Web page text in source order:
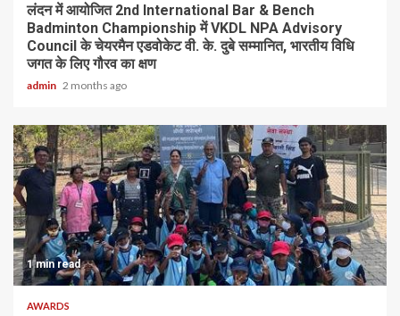
लंदन में आयोजित 2nd International Bar & Bench
Badminton Championship में VKDL NPA Advisory
Council के चेयरमैन एडवोकेट वी. के. दुबे सम्मानित, भारतीय विधि
जगत के लिए गौरव का क्षण
admin 2 months ago
1 min read
AWARDS